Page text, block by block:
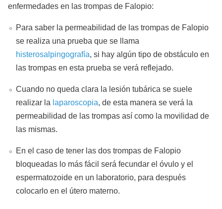
enfermedades en las trompas de Falopio:
Para saber la permeabilidad de las trompas de Falopio
se realiza una prueba que se llama
histerosalpingografía, si hay algún tipo de obstáculo en
las trompas en esta prueba se verá reflejado.
Cuando no queda clara la lesión tubárica se suele
realizar la laparoscopia, de esta manera se verá la
permeabilidad de las trompas así como la movilidad de
las mismas.
En el caso de tener las dos trompas de Falopio
bloqueadas lo más fácil será fecundar el óvulo y el
espermatozoide en un laboratorio, para después
colocarlo en el útero materno.